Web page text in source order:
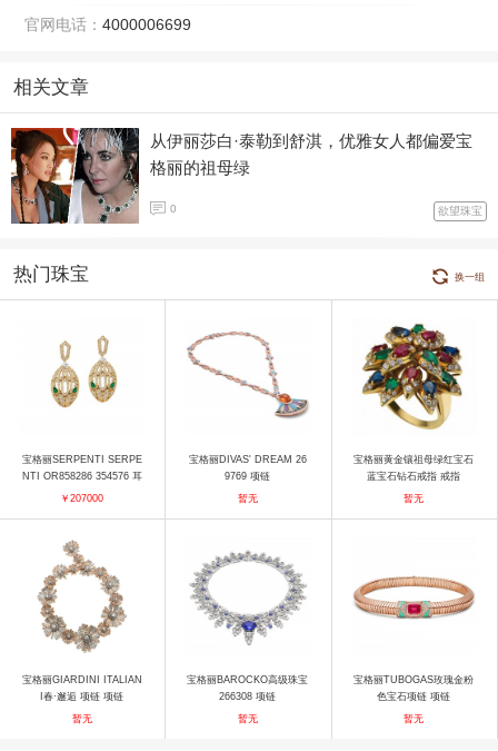
官网电话： 4000006699
相关文章
从伊丽莎白·泰勒到舒淇，优雅女人都偏爱宝
格丽的祖母绿
0 欲望珠宝
热门珠宝 换一组
宝格丽SERPENTI SERPE
NTI OR858286 354576 耳
饰
￥207000
宝格丽DIVAS' DREAM 26
9769 项链
暂无
宝格丽黄金镶祖母绿红宝石
蓝宝石钻石戒指 戒指
暂无
宝格丽GIARDINI ITALIAN
I春·邂逅 项链 项链
暂无
宝格丽BAROCKO高级珠宝
266308 项链
暂无
宝格丽TUBOGAS玫瑰金粉
色宝石项链 项链
暂无